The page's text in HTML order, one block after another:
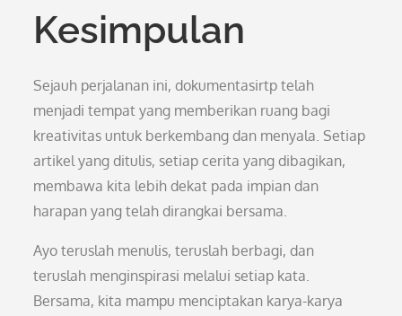
Kesimpulan
Sejauh perjalanan ini, dokumentasirtp telah
menjadi tempat yang memberikan ruang bagi
kreativitas untuk berkembang dan menyala. Setiap
artikel yang ditulis, setiap cerita yang dibagikan,
membawa kita lebih dekat pada impian dan
harapan yang telah dirangkai bersama.
Ayo teruslah menulis, teruslah berbagi, dan
teruslah menginspirasi melalui setiap kata.
Bersama, kita mampu menciptakan karya-karya